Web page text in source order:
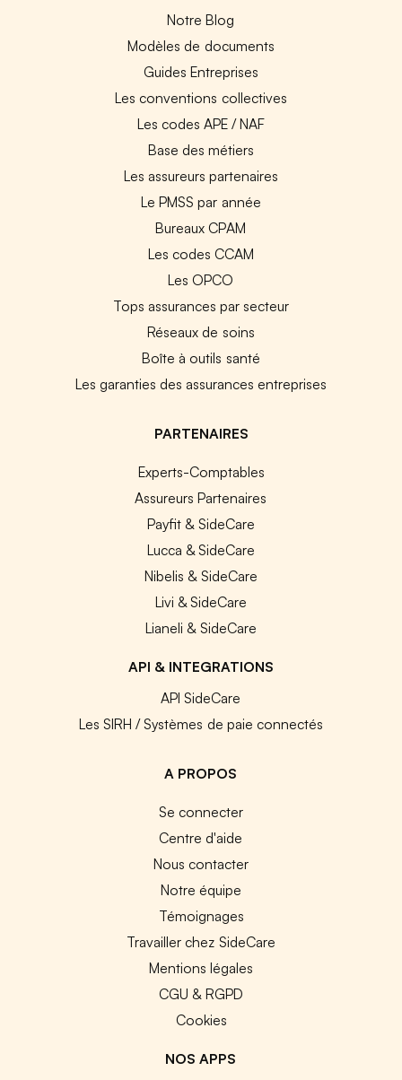
Notre Blog
Modèles de documents
Guides Entreprises
Les conventions collectives
Les codes APE / NAF
Base des métiers
Les assureurs partenaires
Le PMSS par année
Bureaux CPAM
Les codes CCAM
Les OPCO
Tops assurances par secteur
Réseaux de soins
Boîte à outils santé
Les garanties des assurances entreprises
PARTENAIRES
Experts-Comptables
Assureurs Partenaires
Payfit & SideCare
Lucca & SideCare
Nibelis & SideCare
Livi & SideCare
Lianeli & SideCare
API & INTEGRATIONS
API SideCare
Les SIRH / Systèmes de paie connectés
A PROPOS
Se connecter
Centre d'aide
Nous contacter
Notre équipe
Témoignages
Travailler chez SideCare
Mentions légales
CGU & RGPD
Cookies
NOS APPS